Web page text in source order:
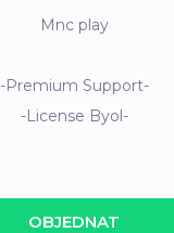
Mnc play
-Premium Support-
-License Byol-
OBJEDNAT